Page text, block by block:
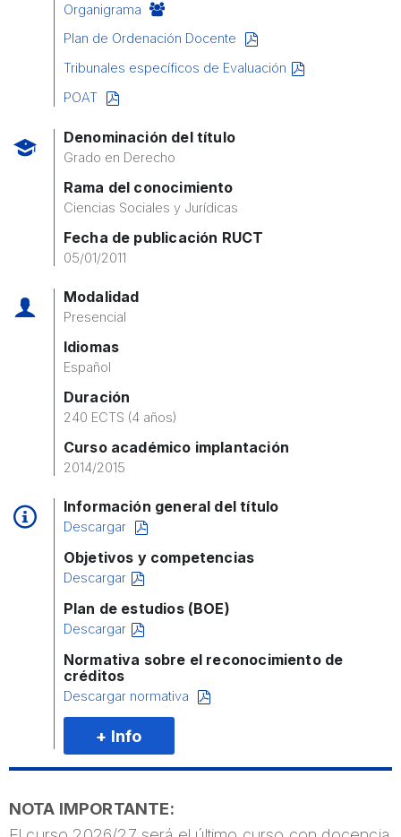
Organigrama
Plan de Ordenación Docente
Tribunales específicos de Evaluación
POAT
Denominación del título
Grado en Derecho
Rama del conocimiento
Ciencias Sociales y Jurídicas
Fecha de publicación RUCT
05/01/2011
Modalidad
Presencial
Idiomas
Español
Duración
240 ECTS (4 años)
Curso académico implantación
2014/2015
Información general del título
Descargar
Objetivos y competencias
Descargar
Plan de estudios (BOE)
Descargar
Normativa sobre el reconocimiento de
créditos
Descargar normativa
+ Info
NOTA IMPORTANTE: